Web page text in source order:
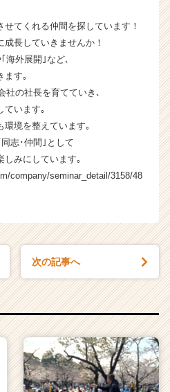
てくれる仲間を探しています！
長していきませんか！
海外展開｣など､
ます｡
社の社長を育てていき､
ています｡
環境を整えています｡
志･仲間｣として
しみにしています｡
company/seminar_detail/3158/48
次の記事へ